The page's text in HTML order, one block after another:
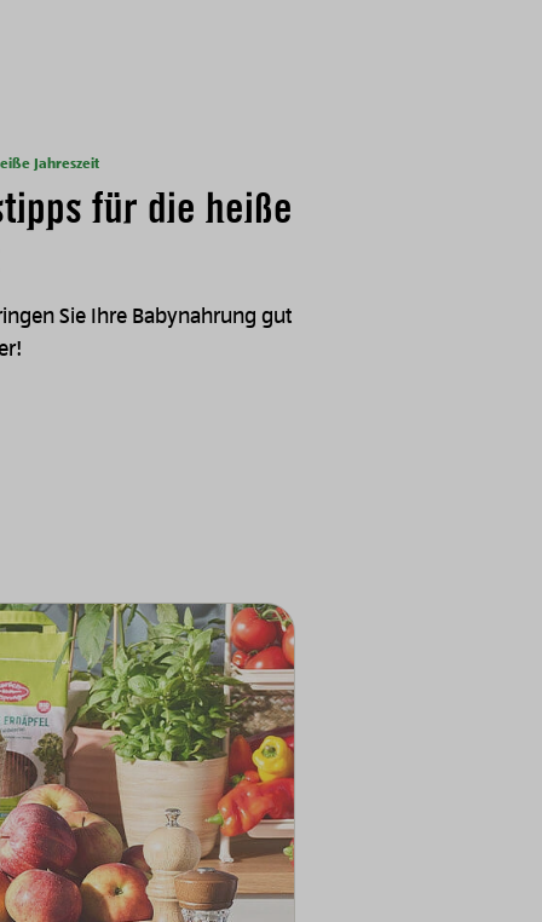
Jahreszeit
für die heiße
Sie Ihre Babynahrung gut